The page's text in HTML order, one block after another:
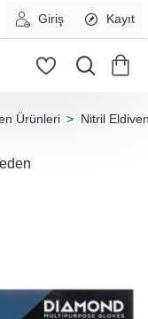
Giriş Kayıt
Ürünleri Nitril